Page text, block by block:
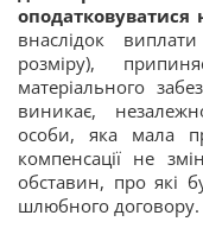
оподатковуватися
внаслідок
розміру),
матеріального
виникає,
особи, яка мала
компенсації не
обставин, про які
шлюбного договору.